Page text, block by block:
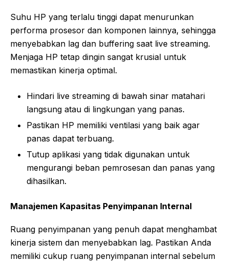
Suhu HP yang terlalu tinggi dapat menurunkan
performa prosesor dan komponen lainnya, sehingga
menyebabkan lag dan buffering saat live streaming.
Menjaga HP tetap dingin sangat krusial untuk
memastikan kinerja optimal.
Hindari live streaming di bawah sinar matahari
langsung atau di lingkungan yang panas.
Pastikan HP memiliki ventilasi yang baik agar
panas dapat terbuang.
Tutup aplikasi yang tidak digunakan untuk
mengurangi beban pemrosesan dan panas yang
dihasilkan.
Manajemen Kapasitas Penyimpanan Internal
Ruang penyimpanan yang penuh dapat menghambat
kinerja sistem dan menyebabkan lag. Pastikan Anda
memiliki cukup ruang penyimpanan internal sebelum